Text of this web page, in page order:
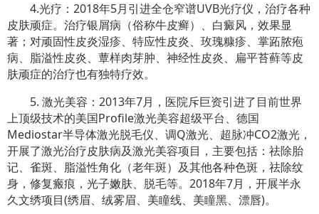
4.光疗：2018年5月引进全仓窄谱UVB光疗仪，治疗各种
皮肤顽症。治疗银屑病（俗称牛皮癣）、白癜风，效果显
著；对顽固性皮炎湿疹、特应性皮炎、玫瑰糠疹、掌跖脓疱
病、脂溢性皮炎、蕈样肉芽肿、神经性皮炎、扁平苔藓等皮
肤顽症的治疗也有独特疗效。
5. 激光美容：2013年7月，医院斥巨资引进了目前世界
上顶级技术的美国Profile激光美容超级平台、德国
Mediostar半导体激光脱毛仪、调Q激光、超脉冲CO2激光，
开展了激光治疗皮肤病及激光美容项目，主要包括：祛除胎
记、雀斑、脂溢性角化（老年斑）及其他各种色斑，祛除纹
身，修复瘢痕，光子嫩肤、脱毛等。2018年7月，开展半永
久文绣项目(绣眉、绒雾眉、美瞳线、美瞳黑、漂唇)。